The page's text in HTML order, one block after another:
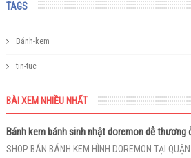
TAGS
Bánh-kem
tin-tuc
BÀI XEM NHIỀU NHẤT
Bánh kem bánh sinh nhật doremon dễ thương
SHOP BÁN BÁNH KEM HÌNH DOREMON TẠI